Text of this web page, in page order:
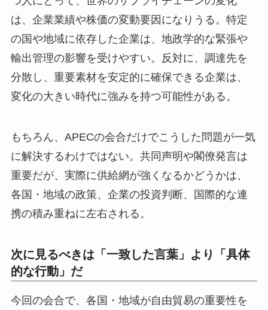
は、企業業績や株価の変動要因になりうる。特定
の国や地域に依存した企業は、地政学的な緊張や
輸出管理の影響を受けやすい。反対に、調達先を
分散し、重要素材を安定的に確保できる企業は、
変化の大きい時代に強みを持つ可能性がある。
もちろん、APECの会合だけでこうした問題が一気
に解決するわけではない。共同声明や閣僚発言は
重要だが、実際に供給網が強くなるかどうかは、
各国・地域の政策、企業の投資判断、国際的な連
携の積み重ねに左右される。
次に見るべきは「一致した言葉」より「具体
的な行動」だ
今回の会合で、各国・地域が自由貿易の重要性を